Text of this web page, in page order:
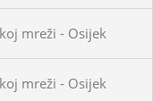
mreži - Osijek
mreži - Osijek